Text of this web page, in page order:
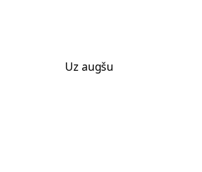
Uz augšu